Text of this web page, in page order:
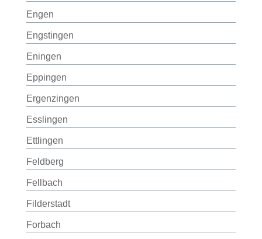
Engen
Engstingen
Eningen
Eppingen
Ergenzingen
Esslingen
Ettlingen
Feldberg
Fellbach
Filderstadt
Forbach